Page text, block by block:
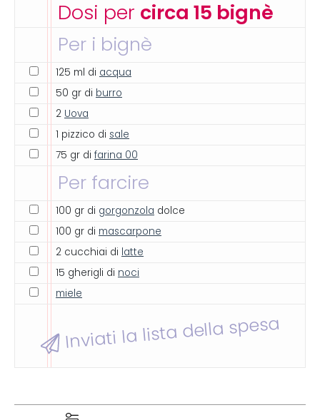
Dosi per circa 15 bignè
Per i bignè
125 ml di acqua
50 gr di burro
2 Uova
1 pizzico di sale
75 gr di farina 00
Per farcire
100 gr di gorgonzola dolce
100 gr di mascarpone
2 cucchiai di latte
15 gherigli di noci
miele
Inviati la lista della spesa